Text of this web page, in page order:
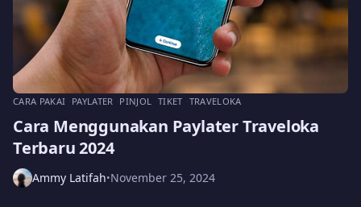
CARA PAKAI PAYLATER PINJOL TIKET TRAVELOKA
Cara Menggunakan Paylater Traveloka
Terbaru 2024
Ammy Latifah•November 25, 2024